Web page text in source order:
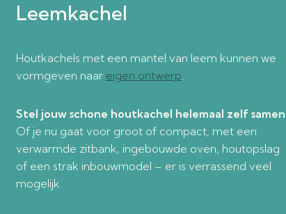
Leemkachel
Houtkachels met een mantel van leem kunnen we
vormgeven naar eigen ontwerp.
Stel jouw schone houtkachel helemaal zelf samen
Of je nu gaat voor groot of compact, met een
verwarmde zitbank, ingebouwde oven, houtopslag
of een strak inbouwmodel – er is verrassend veel
mogelijk.